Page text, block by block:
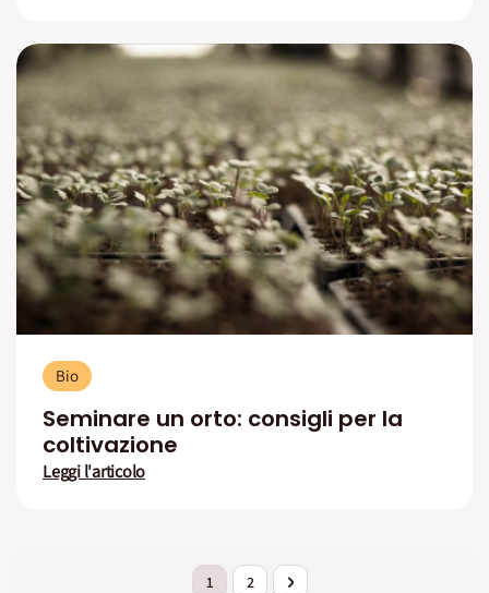
Bio
Seminare un orto: consigli per la
coltivazione
Leggi l'articolo
PaginaAttualmente stai leggendo la pagina
1 Pagina
2 Pagina
Successivo